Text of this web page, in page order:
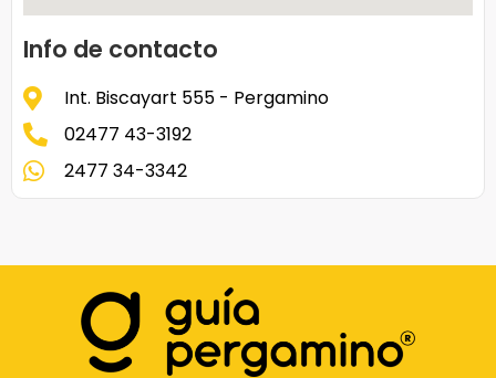
Info de contacto
Int. Biscayart 555 - Pergamino
02477 43-3192
2477 34-3342